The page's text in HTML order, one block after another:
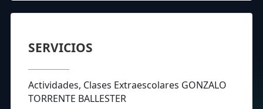
SERVICIOS
Actividades, Clases Extraescolares GONZALO
TORRENTE BALLESTER